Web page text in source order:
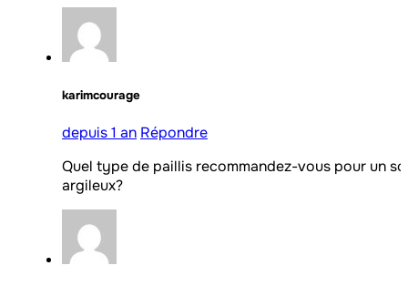
karimcourage
depuis 1 an Répondre
Quel type de paillis recommandez-vous pour un
argileux?